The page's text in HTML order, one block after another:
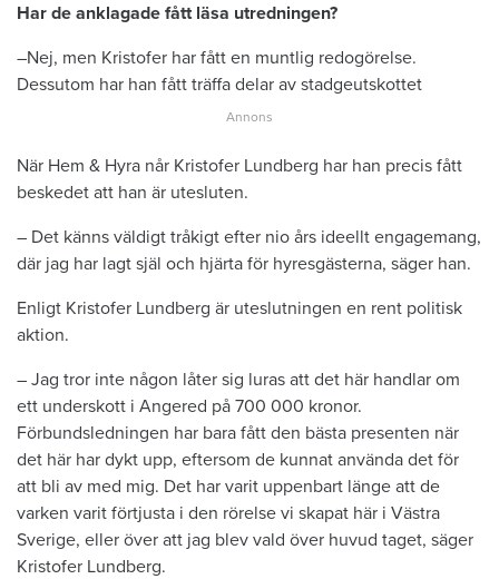
Har de anklagade fått läsa utredningen?
–Nej, men Kristofer har fått en muntlig redogörelse.
Dessutom har han fått träffa delar av stadgeutskottet
När Hem & Hyra når Kristofer Lundberg har han precis fått
beskedet att han är utesluten.
– Det känns väldigt tråkigt efter nio års ideellt engagemang,
där jag har lagt själ och hjärta för hyresgästerna, säger han.
Enligt Kristofer Lundberg är uteslutningen en rent politisk
aktion.
– Jag tror inte någon låter sig luras att det här handlar om
ett underskott i Angered på 700 000 kronor.
Förbundsledningen har bara fått den bästa presenten när
det här har dykt upp, eftersom de kunnat använda det för
att bli av med mig. Det har varit uppenbart länge att de
varken varit förtjusta i den rörelse vi skapat här i Västra
Sverige, eller över att jag blev vald över huvud taget, säger
Kristofer Lundberg.